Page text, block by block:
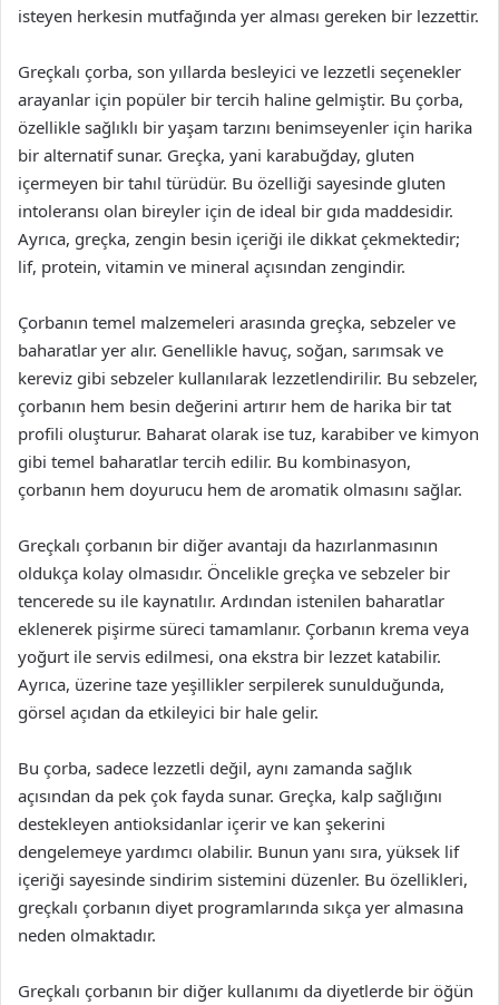
isteyen herkesin mutfağında yer alması gereken bir lezzettir.
Greçkalı çorba, son yıllarda besleyici ve lezzetli seçenekler
arayanlar için popüler bir tercih haline gelmiştir. Bu çorba,
özellikle sağlıklı bir yaşam tarzını benimseyenler için harika
bir alternatif sunar. Greçka, yani karabuğday, gluten
içermeyen bir tahıl türüdür. Bu özelliği sayesinde gluten
intoleransı olan bireyler için de ideal bir gıda maddesidir.
Ayrıca, greçka, zengin besin içeriği ile dikkat çekmektedir;
lif, protein, vitamin ve mineral açısından zengindir.
Çorbanın temel malzemeleri arasında greçka, sebzeler ve
baharatlar yer alır. Genellikle havuç, soğan, sarımsak ve
kereviz gibi sebzeler kullanılarak lezzetlendirilir. Bu sebzeler,
çorbanın hem besin değerini artırır hem de harika bir tat
profili oluşturur. Baharat olarak ise tuz, karabiber ve kimyon
gibi temel baharatlar tercih edilir. Bu kombinasyon,
çorbanın hem doyurucu hem de aromatik olmasını sağlar.
Greçkalı çorbanın bir diğer avantajı da hazırlanmasının
oldukça kolay olmasıdır. Öncelikle greçka ve sebzeler bir
tencerede su ile kaynatılır. Ardından istenilen baharatlar
eklenerek pişirme süreci tamamlanır. Çorbanın krema veya
yoğurt ile servis edilmesi, ona ekstra bir lezzet katabilir.
Ayrıca, üzerine taze yeşillikler serpilerek sunulduğunda,
görsel açıdan da etkileyici bir hale gelir.
Bu çorba, sadece lezzetli değil, aynı zamanda sağlık
açısından da pek çok fayda sunar. Greçka, kalp sağlığını
destekleyen antioksidanlar içerir ve kan şekerini
dengelemeye yardımcı olabilir. Bunun yanı sıra, yüksek lif
içeriği sayesinde sindirim sistemini düzenler. Bu özellikleri,
greçkalı çorbanın diyet programlarında sıkça yer almasına
neden olmaktadır.
Greçkalı çorbanın bir diğer kullanımı da diyetlerde bir öğün